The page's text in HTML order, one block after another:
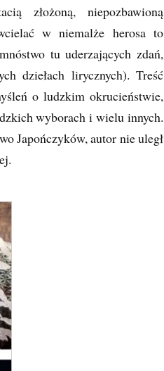
złożoną, niepozbawioną
w niemalże herosa to
tu uderzających zdań,
dziełach lirycznych). Treść
o ludzkim okrucieństwie,
wyborach i wielu innych.
Japończyków, autor nie uległ